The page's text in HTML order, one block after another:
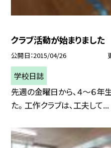
クラブ活動が始まりました
公開日 2015/04/26
学校日誌
先週の金曜日から、４〜６年
た。 工作クラブは、工夫して...